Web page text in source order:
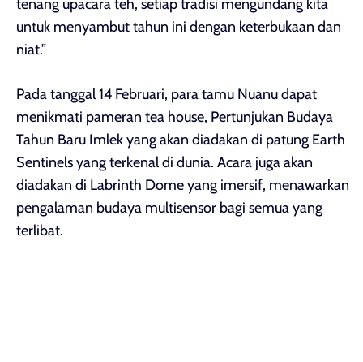
tenang upacara teh, setiap tradisi mengundang kita
untuk menyambut tahun ini dengan keterbukaan dan
niat.”
Pada tanggal 14 Februari, para tamu Nuanu dapat
menikmati pameran tea house, Pertunjukan Budaya
Tahun Baru Imlek yang akan diadakan di patung Earth
Sentinels yang terkenal di dunia. Acara juga akan
diadakan di Labrinth Dome yang imersif, menawarkan
pengalaman budaya multisensor bagi semua yang
terlibat.